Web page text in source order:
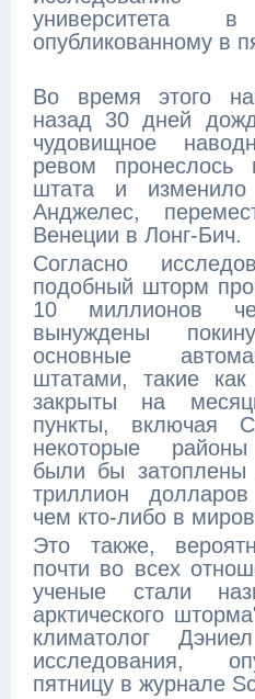
университета в
опубликованному в
Во время этого
назад 30 дней
чудовищное
ревом пронеслось
штата и
Анджелес,
Венеции в Лонг-Бич.
Согласно
подобный шторм
10 миллионов
вынуждены
основные
штатами, такие
закрыты на
пункты, включая
некоторые
были бы
триллион
чем кто-либо в
Это также,
почти во всех
ученые стали
арктического
климатолог
исследования,
пятницу в журнале